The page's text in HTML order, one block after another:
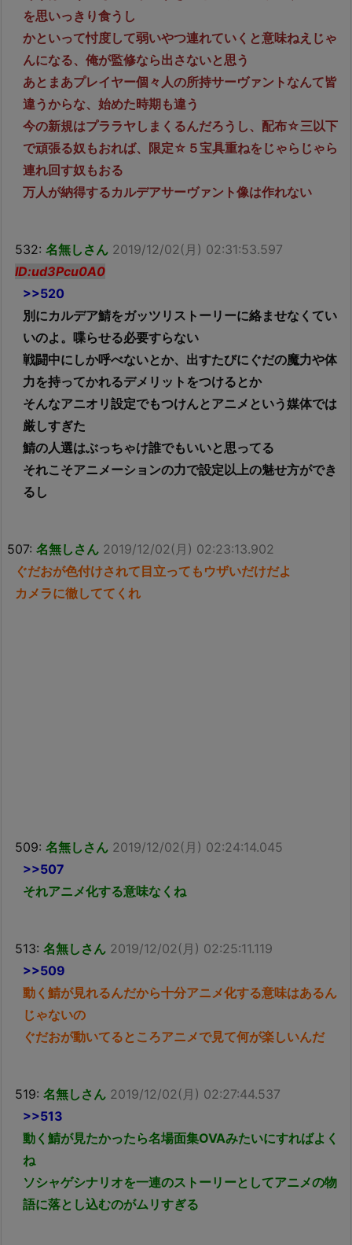
を思いっきり食うし
かといって忖度して弱いやつ連れていくと意味ねえじゃ
んになる、俺が監修なら出さないと思う
あとまあプレイヤー個々人の所持サーヴァントなんて皆
違うからな、始めた時期も違う
今の新規はプララヤしまくるんだろうし、配布☆三以下
で頑張る奴もおれば、限定☆５宝具重ねをじゃらじゃら
連れ回す奴もおる
万人が納得するカルデアサーヴァント像は作れない
532: 名無しさん 2019/12/02(月) 02:31:53.597
ID:ud3Pcu0A0
>>520
別にカルデア鯖をガッツリストーリーに絡ませなくてい
いのよ。喋らせる必要すらない
戦闘中にしか呼べないとか、出すたびにぐだの魔力や体
力を持ってかれるデメリットをつけるとか
そんなアニオリ設定でもつけんとアニメという媒体では
厳しすぎた
鯖の人選はぶっちゃけ誰でもいいと思ってる
それこそアニメーションの力で設定以上の魅せ方ができ
るし
507: 名無しさん 2019/12/02(月) 02:23:13.902
ぐだおが色付けされて目立ってもウザいだけだよ
カメラに徹しててくれ
509: 名無しさん 2019/12/02(月) 02:24:14.045
>>507
それアニメ化する意味なくね
513: 名無しさん 2019/12/02(月) 02:25:11.119
>>509
動く鯖が見れるんだから十分アニメ化する意味はあるん
じゃないの
ぐだおが動いてるところアニメで見て何が楽しいんだ
519: 名無しさん 2019/12/02(月) 02:27:44.537
>>513
動く鯖が見たかったら名場面集OVAみたいにすればよく
ね
ソシャゲシナリオを一連のストーリーとしてアニメの物
語に落とし込むのがムリすぎる